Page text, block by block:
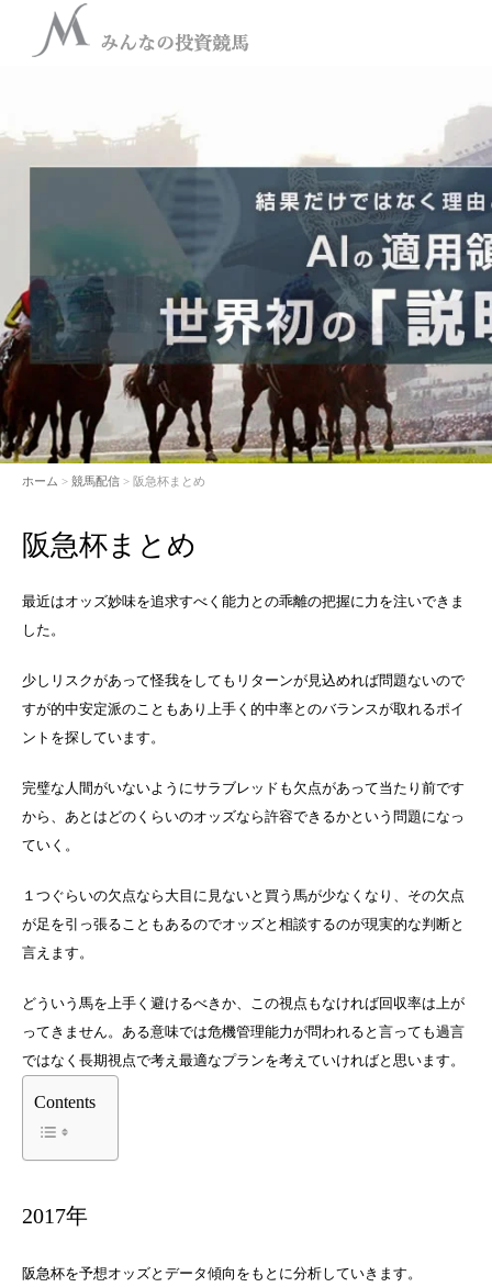
ホーム > 競馬配信 > 阪急杯まとめ
阪急杯まとめ
最近はオッズ妙味を追求すべく能力との乖離の把握に力を注いできま
した。
少しリスクがあって怪我をしてもリターンが見込めれば問題ないので
すが的中安定派のこともあり上手く的中率とのバランスが取れるポイ
ントを探しています。
完璧な人間がいないようにサラブレッドも欠点があって当たり前です
から、あとはどのくらいのオッズなら許容できるかという問題になっ
ていく。
１つぐらいの欠点なら大目に見ないと買う馬が少なくなり、その欠点
が足を引っ張ることもあるのでオッズと相談するのが現実的な判断と
言えます。
どういう馬を上手く避けるべきか、この視点もなければ回収率は上が
ってきません。ある意味では危機管理能力が問われると言っても過言
ではなく長期視点で考え最適なプランを考えていければと思います。
Contents
2017年
阪急杯を予想オッズとデータ傾向をもとに分析していきます。